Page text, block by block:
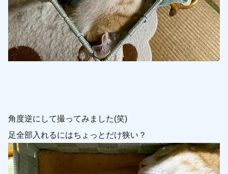
角度逆にして撮ってみました(笑)
足全部入れるにはちょっとだけ狭い？